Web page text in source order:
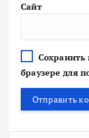
Сайт
Сохранить
браузере для